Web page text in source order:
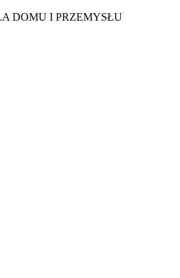
DOMU I PRZEMYSŁU